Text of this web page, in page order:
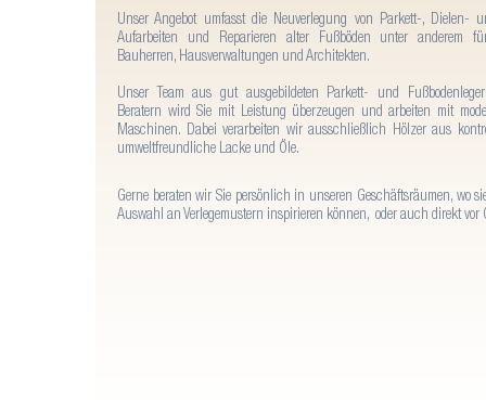
Unser Angebot umfasst die Neuverlegung von Parkett-, Dielen-
Aufarbeiten und Reparieren alter Fußböden unter anderem
Bauherren, Hausverwaltungen und Architekten.
Unser Team aus gut ausgebildeten Parkett- und
Beratern wird Sie mit Leistung überzeugen und arbeiten mit
Maschinen. Dabei verarbeiten wir ausschließlich Hölzer aus
umweltfreundliche Lacke und Öle.
Gerne beraten wir Sie persönlich in unseren Geschäftsräumen, wo
Auswahl an Verlegemustern inspirieren können, oder auch direkt vor